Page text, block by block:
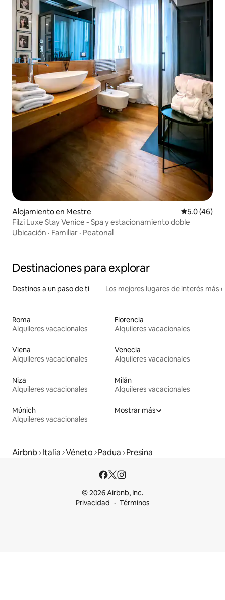
Alojamiento en Mestre Calificación
5.0 (46)
Filzi Luxe Stay Venice - Spa y estacionamiento doble
Ubicación · Familiar · Peatonal
Destinaciones para explorar
Destinos a un paso de ti Los mejores lugares de interés más
Roma
Alquileres vacacionales
Florencia
Alquileres vacacionales
Viena
Alquileres vacacionales
Venecia
Alquileres vacacionales
Niza
Alquileres vacacionales
Milán
Alquileres vacacionales
Múnich
Alquileres vacacionales
Mostrar más
Airbnb Italia Véneto Padua Presina
© 2026 Airbnb, Inc.
Privacidad
Términos